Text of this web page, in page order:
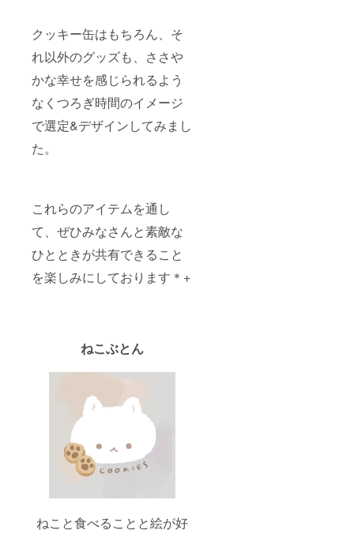
クッキー缶はもちろん、そ
れ以外のグッズも、ささや
かな幸せを感じられるよう
なくつろぎ時間のイメージ
で選定&デザインしてみまし
た。
これらのアイテムを通し
て、ぜひみなさんと素敵な
ひとときが共有できること
を楽しみにしております＊︎+
ねこぶとん
ねこと食べることと絵が好